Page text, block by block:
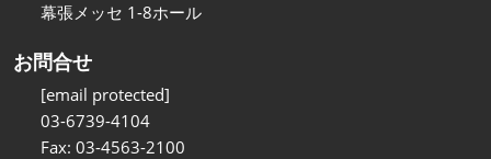
幕張メッセ 1-8ホール
お問合せ
[email protected]
03-6739-4104
Fax: 03-4563-2100